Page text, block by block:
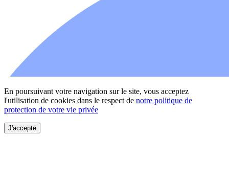
En poursuivant votre navigation sur le site, vous acceptez
l'utilisation de cookies dans le respect de notre politique de
protection de votre vie privée
J'accepte